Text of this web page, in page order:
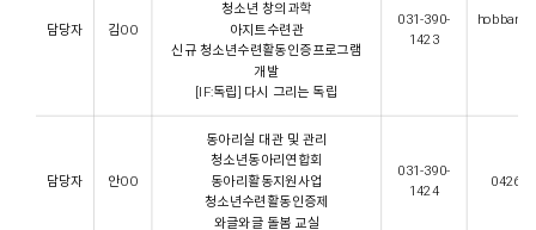
담당자 김OO
청소년 창의과학
아지트수련관
신규 청소년수련활동인증프로그램
개발
[IF:독립] 다시 그리는 독립
031-390-
1423
담당자 안OO
동아리실 대관 및 관리
청소년동아리연합회
동아리활동지원사업
청소년수련활동인증제
와글와글 돌봄 교실
031-390-
1424